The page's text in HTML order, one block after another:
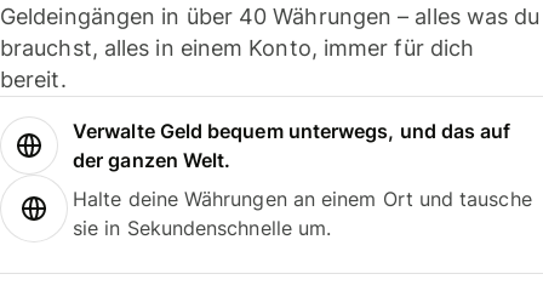
Geldeingängen in über 40 Währungen – alles was du
brauchst, alles in einem Konto, immer für dich
bereit.
Verwalte Geld bequem unterwegs, und das auf
der ganzen Welt.
Halte deine Währungen an einem Ort und tausche
sie in Sekundenschnelle um.